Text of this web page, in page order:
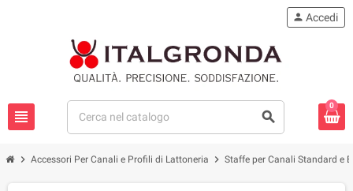
view_headline search
person Accedi
0
chevron_right Accessori Per Canali e Profili di Lattoneria chevron_right Staffe per Canali Standard e